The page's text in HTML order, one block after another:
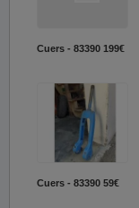
Cuers - 83390 199€
Cuers - 83390 59€